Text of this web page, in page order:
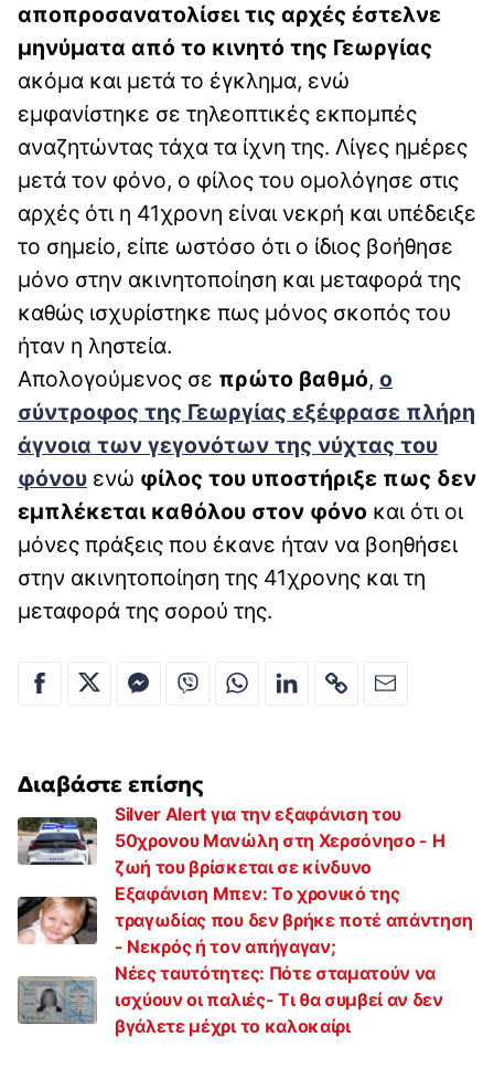
αποπροσανατολίσει τις αρχές έστελνε
μηνύματα από το κινητό της Γεωργίας
ακόμα και μετά το έγκλημα, ενώ
εμφανίστηκε σε τηλεοπτικές εκπομπές
αναζητώντας τάχα τα ίχνη της. Λίγες ημέρες
μετά τον φόνο, ο φίλος του ομολόγησε στις
αρχές ότι η 41χρονη είναι νεκρή και υπέδειξε
το σημείο, είπε ωστόσο ότι ο ίδιος βοήθησε
μόνο στην ακινητοποίηση και μεταφορά της
καθώς ισχυρίστηκε πως μόνος σκοπός του
ήταν η ληστεία.
Απολογούμενος σε πρώτο βαθμό, ο
σύντροφος της Γεωργίας εξέφρασε πλήρη
άγνοια των γεγονότων της νύχτας του
φόνου ενώ φίλος του υποστήριξε πως δεν
εμπλέκεται καθόλου στον φόνο και ότι οι
μόνες πράξεις που έκανε ήταν να βοηθήσει
στην ακινητοποίηση της 41χρονης και τη
μεταφορά της σορού της.
Διαβάστε επίσης
Silver Alert για την εξαφάνιση του
50χρονου Μανώλη στη Χερσόνησο - Η
ζωή του βρίσκεται σε κίνδυνο
Εξαφάνιση Μπεν: Το χρονικό της
τραγωδίας που δεν βρήκε ποτέ απάντηση
- Νεκρός ή τον απήγαγαν;
Νέες ταυτότητες: Πότε σταματούν να
ισχύουν οι παλιές- Τι θα συμβεί αν δεν
βγάλετε μέχρι το καλοκαίρι